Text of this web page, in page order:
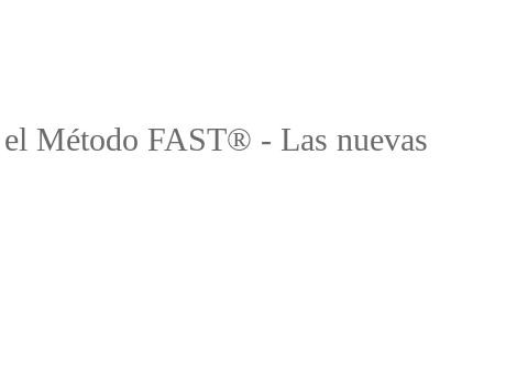
Método FAST® - Las nuevas